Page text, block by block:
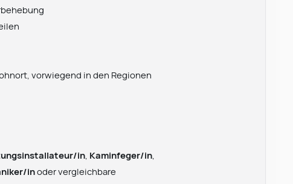
vorwiegend in den Regionen
in, Kaminfeger/in,
inoder vergleichbare